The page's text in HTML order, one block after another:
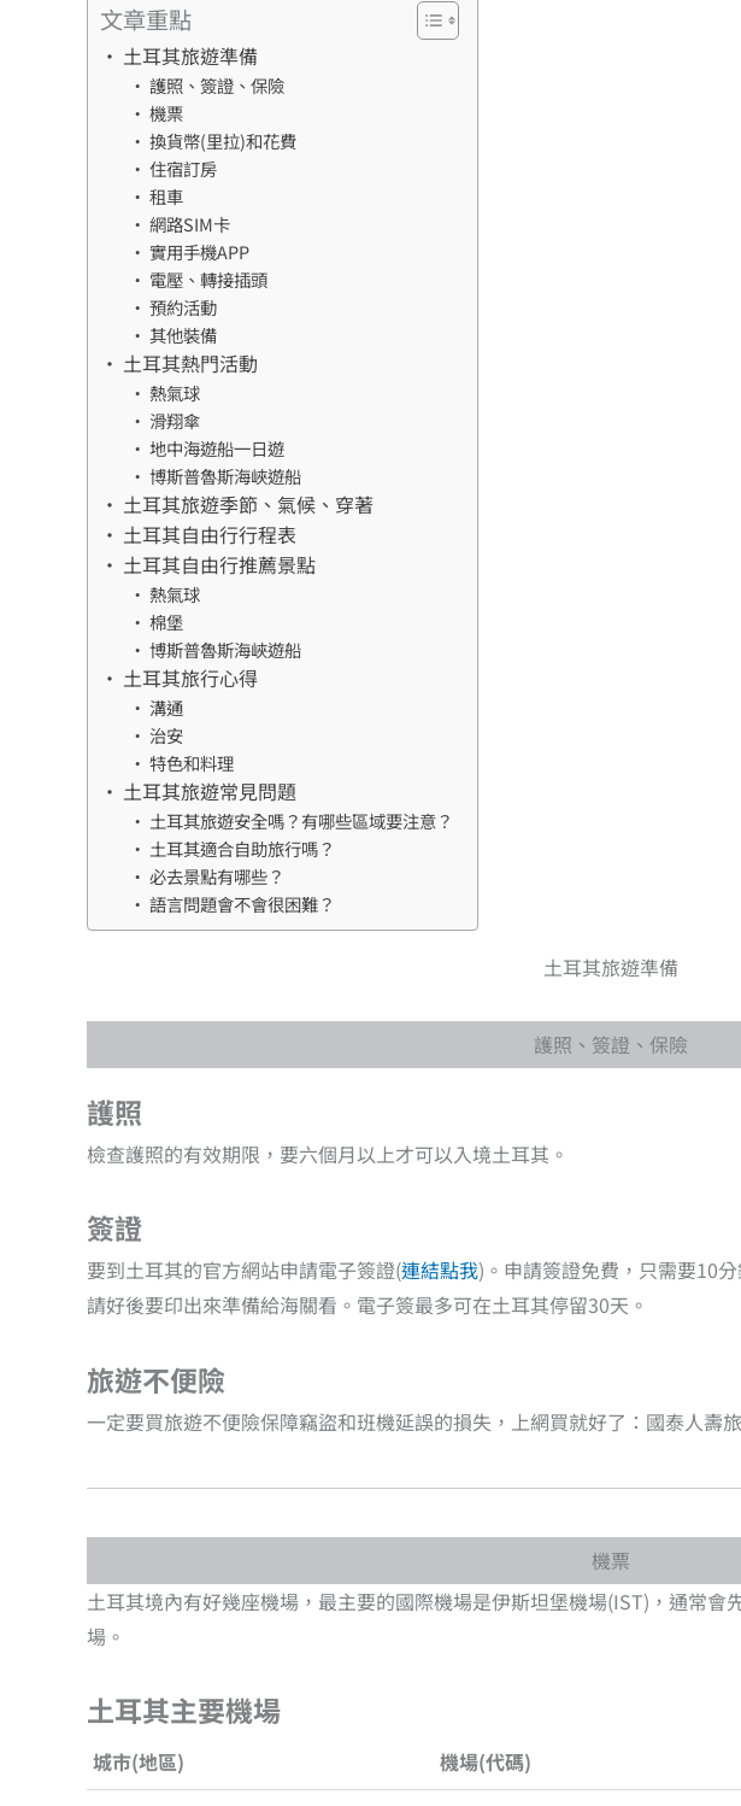
文章重點
土耳其旅遊準備
護照、簽證、保險
機票
換貨幣(里拉)和花費
住宿訂房
租車
網路SIM卡
實用手機APP
電壓、轉接插頭
預約活動
其他裝備
土耳其熱門活動
熱氣球
滑翔傘
地中海遊船一日遊
博斯普魯斯海峽遊船
土耳其旅遊季節、氣候、穿著
土耳其自由行行程表
土耳其自由行推薦景點
熱氣球
棉堡
博斯普魯斯海峽遊船
土耳其旅行心得
溝通
治安
特色和料理
土耳其旅遊常見問題
土耳其旅遊安全嗎？有哪些區域要注意？
土耳其適合自助旅行嗎？
必去景點有哪些？
語言問題會不會很困難？
土耳其旅遊準備
護照、簽證、保險
護照
檢查護照的有效期限，要六個月以上才可以入境土耳其。
簽證
要到土耳其的官方網站申請電子簽證(連結點我)。申請簽證免費，只需要10
請好後要印出來準備給海關看。電子簽最多可在土耳其停留30天。
旅遊不便險
一定要買旅遊不便險保障竊盜和班機延誤的損失，上網買就好了：國泰人壽
機票
土耳其境內有好幾座機場，最主要的國際機場是伊斯坦堡機場(IST)，通常
場。
土耳其主要機場
城市(地區)
機場(代碼)